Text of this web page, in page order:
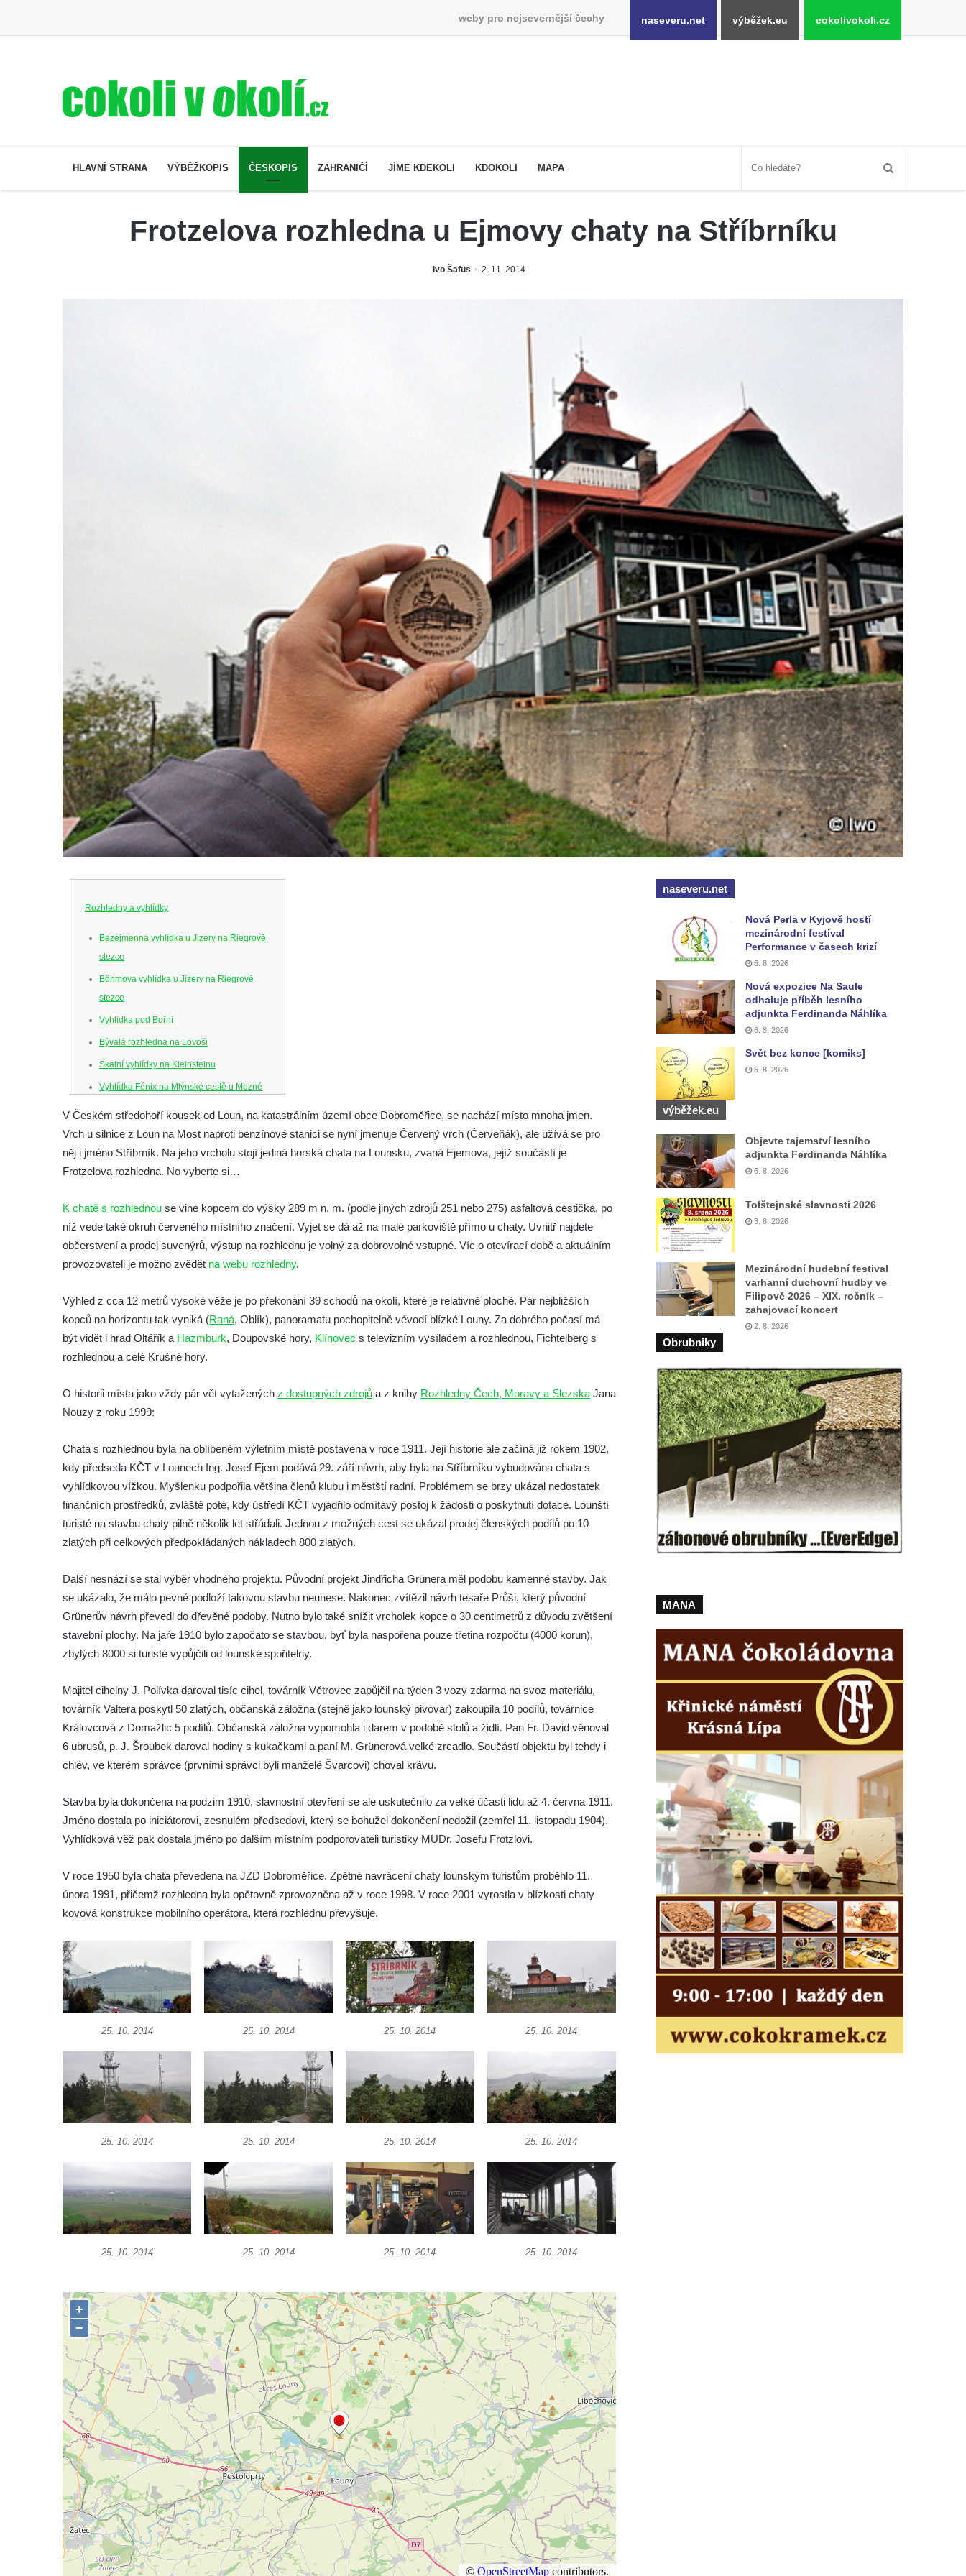
weby pro nejsevernější čechy naseveru.net výběžek.eu cokolivokoli.cz
HLAVNÍ STRANA VÝBĚŽKOPIS ČESKOPIS ZAHRANIČÍ JÍME KDEKOLI KDOKOLI MAPA
Frotzelova rozhledna u Ejmovy chaty na Stříbrníku
Ivo Šafus 2. 11. 2014
Rozhledny a vyhlídky
Bezejmenná vyhlídka u Jizery na Riegrově
stezce
Böhmova vyhlídka u Jizery na Riegrově
stezce
Vyhlídka pod Bořní
Bývalá rozhledna na Lovoši
Skalní vyhlídky na Kleinsteinu
Vyhlídka Fénix na Mlýnské cestě u Mezné
Vyhlídka u svatého Josefa v Zákupech
čedičového lomu v Zákupech
Vyhlídka na konci Křížové cesty na
Křížovém vrchu ve Frýdlantu
Rozhledna Čáp v Adršpašsko-teplických
Vyhlídka pod Doubravskou horou v
Teplicích
Vyhlídka u Písečného vrchu v Teplicích
Vyhlídka Kaltenbergblick pod Weifbergem
Vyhlídka na vrchu Hankehübel u Goßdorfu
Rozhledna Maják u Strupčic
Vyhlídka na lom Vršany severně od
Strupčic
Vyhlídka v ulici Pod Chloumečkem v
Vyhlídka u Lückendorfu III
Vyhlídka u Lückendorfu II
Vyhlídka u Lückendorfu I
Vyhlídka u Köglerova kříže na Kamenné
Horce v Krásné Lípě
Vyhlídka u Kyjovského hrádku
Vyhlídka nad Údolím samoty
Vyhlídka v ulici Legionářů v Mělníku
Údajná vyhlídka u pomníku Hanse Kudlicha
v Nové Vsi-Teplicích
Boreč – vyhlídka k východu
Vrázova vyhlídka v Mělníku
Vyhlídka Supí vrch
Vyhlídka Pod Schillerovou výšinou v
Krupce
cestě
Rozhledna Stradonka
Vyhlídka Korzovka pod Hvozdem
Vyhlídka Treppenstein u Jetřichovic
Vyhlídka Taubenstein nad Křinicí u
Vyhlídka Grenzplatte u Ostrovských skal
Vyhlídka Signal nedaleko skály Katzfels u
Cunnersdorfu
Vyhlídka Katzfels u Cunnersdorfu
Vyhlídka na západním okraji Slánské hory
ve Slaném
Vyhlídky na Slánské hoře ve Slaném
Labská vyhlídka v Hřensku
Vyhlídka pod Zlatým vrchem u Bečova nad
Teplou
Vyhlídka Radovič u Velké Bučiny u Velvar
Pozorovatelna pod vrchem Radovič u Velké
Bučiny u Velvar
V Českém středohoří kousek od Loun, na katastrálním území obce Dobroměřice, se nachází místo mnoha jmen.
Vrch u silnice z Loun na Most naproti benzínové stanici se nyní jmenuje Červený vrch (Červeňák), ale užívá se pro
něj i jméno Stříbrník. Na jeho vrcholu stojí jediná horská chata na Lounsku, zvaná Ejemova, jejíž součástí je
Frotzelova rozhledna. No vyberte si…
K chatě s rozhlednou se vine kopcem do výšky 289 m n. m. (podle jiných zdrojů 251 nebo 275) asfaltová cestička, po
níž vede také okruh červeného místního značení. Vyjet se dá až na malé parkoviště přímo u chaty. Uvnitř najdete
občerstvení a prodej suvenýrů, výstup na rozhlednu je volný za dobrovolné vstupné. Víc o otevírací době a aktuálním
provozovateli je možno zvědět na webu rozhledny.
Výhled z cca 12 metrů vysoké věže je po překonání 39 schodů na okolí, které je relativně ploché. Pár nejbližších
kopců na horizontu tak vyniká (Raná, Oblík), panoramatu pochopitelně vévodí blízké Louny. Za dobrého počasí má
být vidět i hrad Oltářík a Hazmburk, Doupovské hory, Klínovec s televizním vysílačem a rozhlednou, Fichtelberg s
rozhlednou a celé Krušné hory.
O historii místa jako vždy pár vět vytažených z dostupných zdrojů a z knihy Rozhledny Čech, Moravy a Slezska Jana
Nouzy z roku 1999:
Chata s rozhlednou byla na oblíbeném výletním místě postavena v roce 1911. Její historie ale začíná již rokem 1902,
kdy předseda KČT v Lounech Ing. Josef Ejem podává 29. září návrh, aby byla na Stříbrníku vybudována chata s
vyhlídkovou vížkou. Myšlenku podpořila většina členů klubu i městští radní. Problémem se brzy ukázal nedostatek
finančních prostředků, zvláště poté, kdy ústředí KČT vyjádřilo odmítavý postoj k žádosti o poskytnutí dotace. Lounští
turisté na stavbu chaty pilně několik let střádali. Jednou z možných cest se ukázal prodej členských podílů po 10
zlatých při celkových předpokládaných nákladech 800 zlatých.
Další nesnází se stal výběr vhodného projektu. Původní projekt Jindřicha Grünera měl podobu kamenné stavby. Jak
se ukázalo, že málo pevné podloží takovou stavbu neunese. Nakonec zvítězil návrh tesaře Průši, který původní
Grünerův návrh převedl do dřevěné podoby. Nutno bylo také snížit vrcholek kopce o 30 centimetrů z důvodu zvětšení
stavební plochy. Na jaře 1910 bylo započato se stavbou, byť byla naspořena pouze třetina rozpočtu (4000 korun),
zbylých 8000 si turisté vypůjčili od lounské spořitelny.
Majitel cihelny J. Polívka daroval tisíc cihel, továrník Větrovec zapůjčil na týden 3 vozy zdarma na svoz materiálu,
továrník Valtera poskytl 50 zlatých, občanská záložna (stejně jako lounský pivovar) zakoupila 10 podílů, továrnice
Královcová z Domažlic 5 podílů. Občanská záložna vypomohla i darem v podobě stolů a židlí. Pan Fr. David věnoval
6 ubrusů, p. J. Šroubek daroval hodiny s kukačkami a paní M. Grünerová velké zrcadlo. Součástí objektu byl tehdy i
chlév, ve kterém správce (prvními správci byli manželé Švarcovi) choval krávu.
Stavba byla dokončena na podzim 1910, slavnostní otevření se ale uskutečnilo za velké účasti lidu až 4. června 1911.
Jméno dostala po iniciátorovi, zesnulém předsedovi, který se bohužel dokončení nedožil (zemřel 11. listopadu 1904).
Vyhlídková věž pak dostala jméno po dalším místním podporovateli turistiky MUDr. Josefu Frotzlovi.
V roce 1950 byla chata převedena na JZD Dobroměřice. Zpětné navrácení chaty lounským turistům proběhlo 11.
února 1991, přičemž rozhledna byla opětovně zprovozněna až v roce 1998. V roce 2001 vyrostla v blízkosti chaty
kovová konstrukce mobilního operátora, která rozhlednu převyšuje.
25. 10. 2014 25. 10. 2014 25. 10. 2014 25. 10. 2014
25. 10. 2014 25. 10. 2014 25. 10. 2014 25. 10. 2014
25. 10. 2014 25. 10. 2014 25. 10. 2014 25. 10. 2014
naseveru.net
Nová Perla v Kyjově hostí
mezinárodní festival
Performance v časech krizí
6. 8. 2026
Nová expozice Na Saule
odhaluje příběh lesního
adjunkta Ferdinanda Náhlíka
6. 8. 2026
Svět bez konce [komiks]
6. 8. 2026
výběžek.eu
Objevte tajemství lesního
adjunkta Ferdinanda Náhlíka
6. 8. 2026
Tolštejnské slavnosti 2026
3. 8. 2026
Mezinárodní hudební festival
varhanní duchovní hudby ve
Filipově 2026 – XIX. ročník –
zahajovací koncert
2. 8. 2026
Obrubniky
MANA